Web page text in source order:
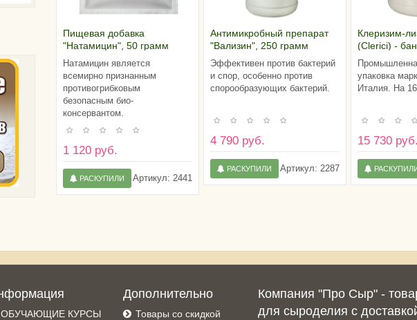
Пищевая добавка
"Натамицин", 50 грамм
Натамицин является
всемирно признанным
противогрибковым
безопасным био-
консервантом.
1 120 руб.
Артикул: 2441
РАСКУПИЛИ
Антимикробный препарат
"Вализин", 250 грамм
Эффективен против бактерий
и спор, особенно против
спорообразующих бактерий.
4 790 руб.
Артикул: 2287
РАСКУПИЛИ
Клеризим-
(Clerici) -
упаковка
Италия. На
15 730 руб.
ОБУЧАЮЩИЕ КУРСЫ
Дополнительно
Товары со скидкой
Компания "Про Сыр" -
для сыроделия с